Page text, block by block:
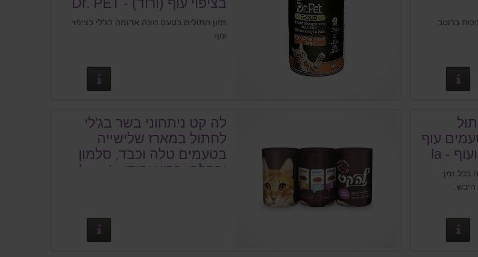
ברוטב.
מזון חתולים בטעם טונה אדומה בג'לי בציפוי
עוף
עוף
וכבד, סלמון ופורל, ועוף - la
בכל זמן:
היבש.
לה קט ניתחוני בשר בג'לי
לחתול במארז שלישייה
בטעמים טלה וכבד, סלמון
ובקלה, ברווז והודו - la cat